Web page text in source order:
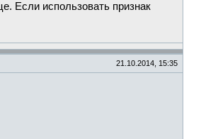
Если использовать признак
21.10.2014, 15:35